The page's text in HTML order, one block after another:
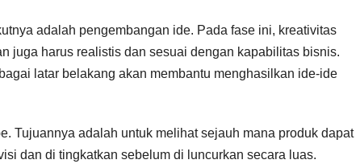
adalah pengembangan ide. Pada fase ini, kreativitas
juga harus realistis dan sesuai dengan kapabilitas bisnis.
latar belakang akan membantu menghasilkan ide-ide
Tujuannya adalah untuk melihat sejauh mana produk dapat
dan di tingkatkan sebelum di luncurkan secara luas.